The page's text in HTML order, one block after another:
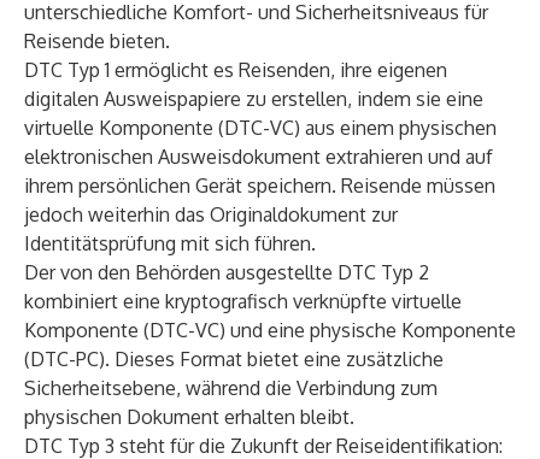
unterschiedliche Komfort- und Sicherheitsniveaus für
Reisende bieten.
DTC Typ 1 ermöglicht es Reisenden, ihre eigenen
digitalen Ausweispapiere zu erstellen, indem sie eine
virtuelle Komponente (DTC-VC) aus einem physischen
elektronischen Ausweisdokument extrahieren und auf
ihrem persönlichen Gerät speichern. Reisende müssen
jedoch weiterhin das Originaldokument zur
Identitätsprüfung mit sich führen.
Der von den Behörden ausgestellte DTC Typ 2
kombiniert eine kryptografisch verknüpfte virtuelle
Komponente (DTC-VC) und eine physische Komponente
(DTC-PC). Dieses Format bietet eine zusätzliche
Sicherheitsebene, während die Verbindung zum
physischen Dokument erhalten bleibt.
DTC Typ 3 steht für die Zukunft der Reiseidentifikation: